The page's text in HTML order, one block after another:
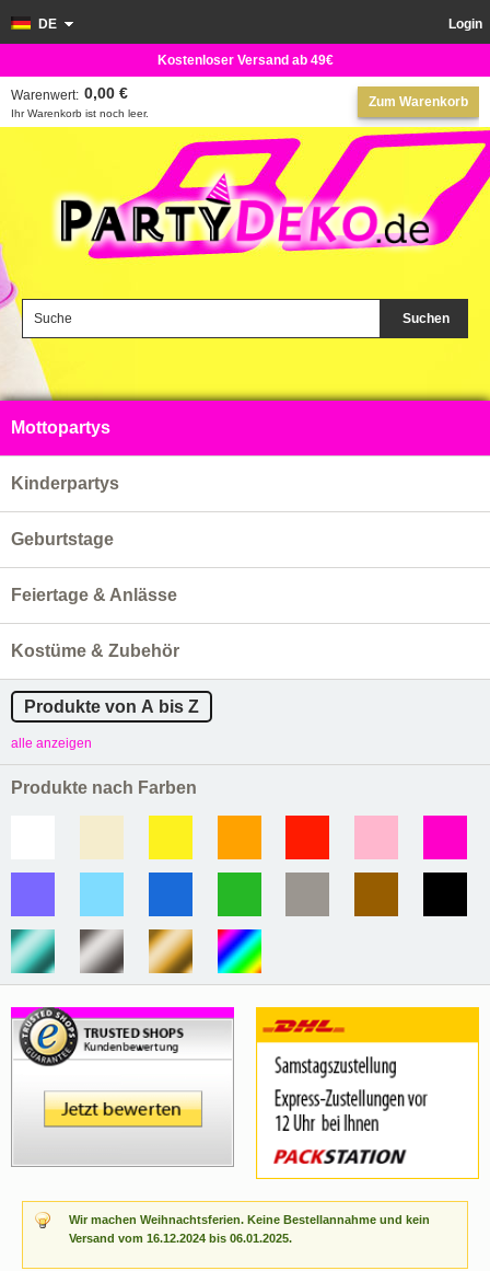
Suchen
Login
DE
Zum Warenkorb
Ihr Warenkorb ist noch leer.
Warenwert: 0,00 €
Kostenloser Versand ab 49€
Wir machen Weihnachtsferien. Keine Bestellannahme und kein
Versand vom 16.12.2024 bis 06.01.2025.
Mottopartys
Kinderpartys
Geburtstage
Feiertage & Anlässe
Kostüme & Zubehör
Produkte von A bis Z
alle anzeigen
Produkte nach Farben